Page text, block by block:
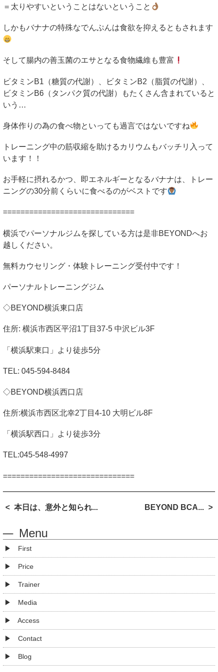
＝太りやすいということはないということ
しかもバナナの特殊なでんぷんは食欲を抑えるともされます
そして腸内の善玉菌のエサとなる食物繊維も豊富
ビタミンB1 （糖質の代謝）、ビタミンB2 （脂質の代謝）、
ビタミンB6 （タンパク質の代謝）もたくさん含まれていると
いう …
身体作りの為の食べ物といっても過言ではないですね
トレーニング中の筋収縮を助けるカリウムもバッチリ入って
います！！
お手軽に摂れるかつ、即エネルギーとなるバナナは、トレー
ニングの30分前くらいに食べるのがベストです
==============================
横浜でパーソナルジムを探している方は是非BEYONDへお
越しください。
無料カウセリング・体験トレーニング受付中です！
パーソナルトレーニングジム
◇BEYOND横浜東口店
住所: 横浜市西区平沼1丁目 37-5 中沢ビル3F
「横浜駅東口」より徒歩5分
TEL: 045-594-8484
◇BEYOND横浜西口店
住所:横浜市西区北幸2丁目 4-10 大明ビル8F
「横浜駅西口」より徒歩3分
TEL:045-548-4997
==============================
本日は、意外と知られ... BEYOND BCA...
Menu
First
Price
Trainer
Media
Access
Contact
Blog